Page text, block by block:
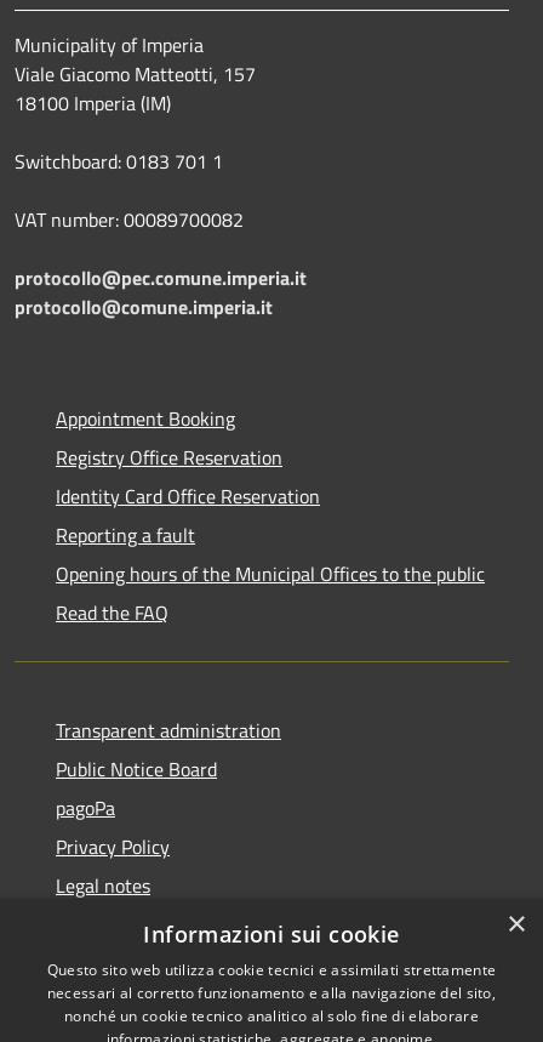
Municipality of Imperia
Viale Giacomo Matteotti, 157
18100 Imperia (IM)
Switchboard: 0183 701 1
VAT number: 00089700082
protocollo@pec.comune.imperia.it
protocollo@comune.imperia.it
Appointment Booking
Registry Office Reservation
Identity Card Office Reservation
Reporting a fault
Opening hours of the Municipal Offices to the public
Read the FAQ
Transparent administration
Public Notice Board
pagoPa
Privacy Policy
Legal notes
Accessibility Statement
×
Informazioni sui cookie
Questo sito web utilizza cookie tecnici e assimilati strettamente
necessari al corretto funzionamento e alla navigazione del sito,
nonché un cookie tecnico analitico al solo fine di elaborare